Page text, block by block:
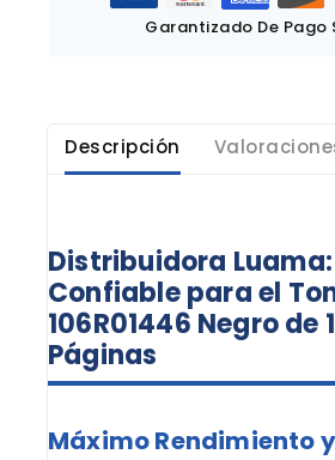
Garantizado De Pago
Descripción
Distribuidora
Confiable para el
106R01446 Negro de
Páginas
Máximo Rendimiento y